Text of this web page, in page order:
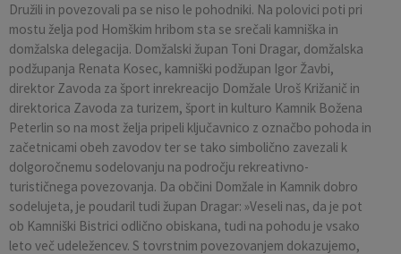
Družili in povezovali pa se niso le pohodniki. Na polovici poti pri
mostu želja pod Homškim hribom sta se srečali kamniška in
domžalska delegacija. Domžalski župan Toni Dragar, domžalska
podžupanja Renata Kosec, kamniški podžupan Igor Žavbi,
direktor Zavoda za šport inrekreacijo Domžale Uroš Križanič in
direktorica Zavoda za turizem, šport in kulturo Kamnik Božena
Peterlin so na most želja pripeli ključavnico z označbo pohoda in
začetnicami obeh zavodov ter se tako simbolično zavezali k
dolgoročnemu sodelovanju na področju rekreativno-
turističnega povezovanja. Da občini Domžale in Kamnik dobro
sodelujeta, je poudaril tudi župan Dragar: »Veseli nas, da je pot
ob Kamniški Bistrici odlično obiskana, tudi na pohodu je vsako
leto več udeležencev. S tovrstnim povezovanjem dokazujemo,